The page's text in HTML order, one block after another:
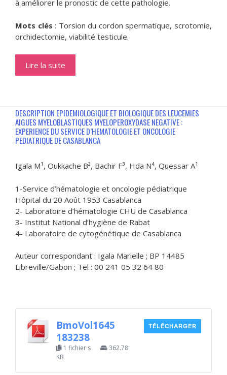
à améliorer le pronostic de cette pathologie.
Mots clés : Torsion du cordon spermatique, scrotomie,
orchidectomie, viabilité testicule.
Lire la suite
DESCRIPTION EPIDEMIOLOGIQUE ET BIOLOGIQUE DES LEUCEMIES
AIGUES MYELOBLASTIQUES MYELOPEROXYDASE NEGATIVE :
EXPERIENCE DU SERVICE D’HEMATOLOGIE ET ONCOLOGIE
PEDIATRIQUE DE CASABLANCA
Igala M¹, Oukkache B², Bachir F³, Hda N⁴, Quessar A¹
1-Service d’hématologie et oncologie pédiatrique
Hôpital du 20 Août 1953 Casablanca
2- Laboratoire d’hématologie CHU de Casablanca
3- Institut National d’hygiène de Rabat
4- Laboratoire de cytogénétique de Casablanca
Auteur correspondant : Igala Marielle ; BP 14485
Libreville/Gabon ; Tel : 00 241 05 32 64 80
BmoVol1645
183238
1 fichier·s
362.78
KB
TÉLÉCHARGER